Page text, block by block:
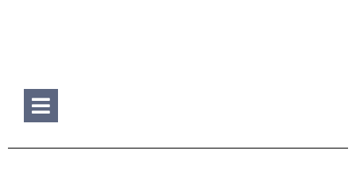
Hamburger Toggle Menu